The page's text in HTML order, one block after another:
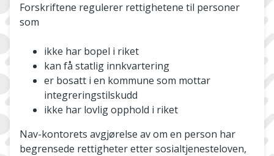
Forskriftene regulerer rettighetene til personer
som
ikke har bopel i riket
kan få statlig innkvartering
er bosatt i en kommune som mottar
integreringstilskudd
ikke har lovlig opphold i riket
Nav-kontorets avgjørelse av om en person har
begrensede rettigheter etter sosialtjenesteloven,